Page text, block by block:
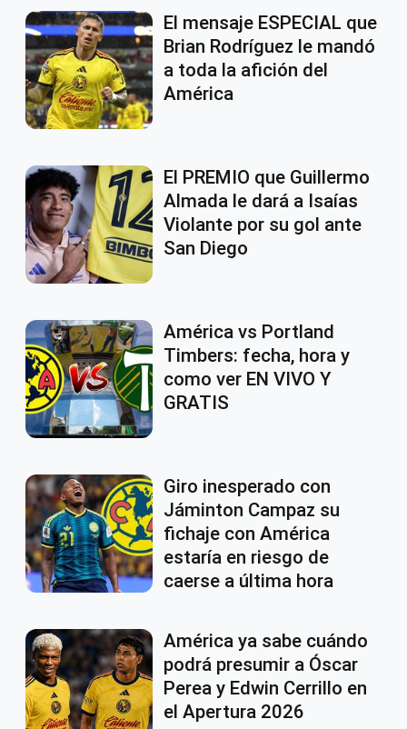
El mensaje ESPECIAL que
Brian Rodríguez le mandó
a toda la afición del
América
El PREMIO que Guillermo
Almada le dará a Isaías
Violante por su gol ante
San Diego
América vs Portland
Timbers: fecha, hora y
como ver EN VIVO Y
GRATIS
Giro inesperado con
Jáminton Campaz su
fichaje con América
estaría en riesgo de
caerse a última hora
América ya sabe cuándo
podrá presumir a Óscar
Perea y Edwin Cerrillo en
el Apertura 2026